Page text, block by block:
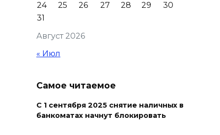
Кондиционеры создают
предупредили о рисках
отключения электроэнергии
05 августа 2026 18:35
Август 2026
24
25 26 27 28 29
30
31
« Июл
Самое читаемое
С 1 сентября 2025 снятие наличных в
банкоматах начнут блокировать